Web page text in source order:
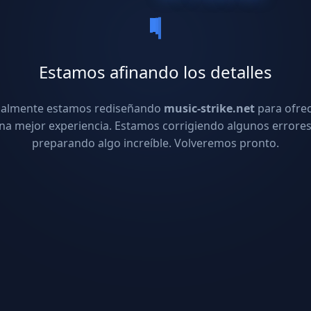
Estamos afinando los detalles
estamos rediseñando music-strike.net para
mejor experiencia. Estamos corrigiendo algunos
preparando algo increíble. Volveremos pronto.